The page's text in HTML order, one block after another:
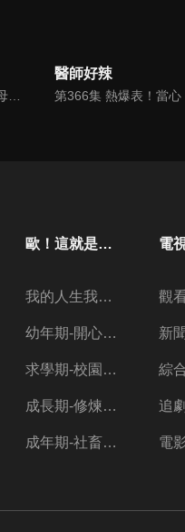
醫師好辣
歐！這就是人生啊
我的人生我做主
幼年期-開心放暑假
求學期-校園三兩事
成長期-修煉愛情的心酸
成年期-社畜的職場人生
電
觀
綜
追
電